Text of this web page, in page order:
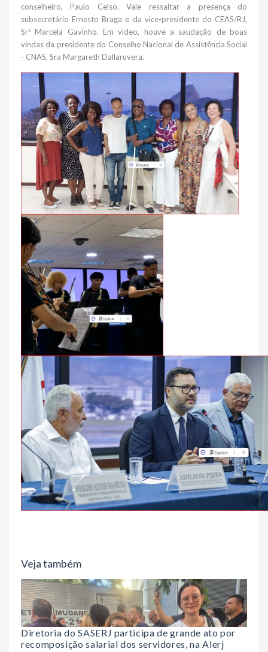
conselheiro, Paulo Celso. Vale ressaltar a presença do
subsecretário Ernesto Braga e da vice-presidente do CEAS/RJ,
Srª Marcela Gavinho. Em vídeo, houve a saudação de boas
vindas da presidente do Conselho Nacional de Assistência Social
- CNAS, Sra Margareth Dallaruvera.
Veja também
Diretoria do SASERJ participa de grande ato por
recomposição salarial dos servidores, na Alerj